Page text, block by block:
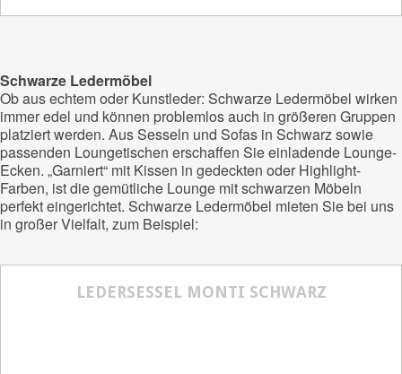
Artikelnummer
31271
80,00€
Schwarze Ledermöbel
Ob aus echtem oder Kunstleder: Schwarze Ledermöbel wirken
immer edel und können problemlos auch in größeren Gruppen
platziert werden. Aus Sesseln und Sofas in Schwarz sowie
passenden Loungetischen erschaffen Sie einladende Lounge-
Ecken. „Garniert“ mit Kissen in gedeckten oder Highlight-
Farben, ist die gemütliche Lounge mit schwarzen Möbeln
perfekt eingerichtet. Schwarze Ledermöbel mieten Sie bei uns
in großer Vielfalt, zum Beispiel:
LEDERSESSEL MONTI SCHWARZ